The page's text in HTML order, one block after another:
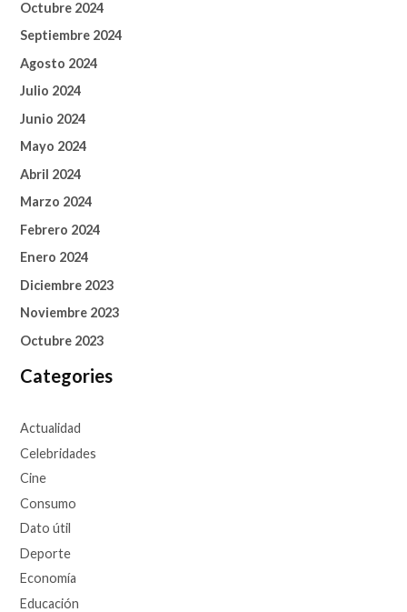
Octubre 2024
Septiembre 2024
Agosto 2024
Julio 2024
Junio 2024
Mayo 2024
Abril 2024
Marzo 2024
Febrero 2024
Enero 2024
Diciembre 2023
Noviembre 2023
Octubre 2023
Categories
Actualidad
Celebridades
Cine
Consumo
Dato útil
Deporte
Economía
Educación